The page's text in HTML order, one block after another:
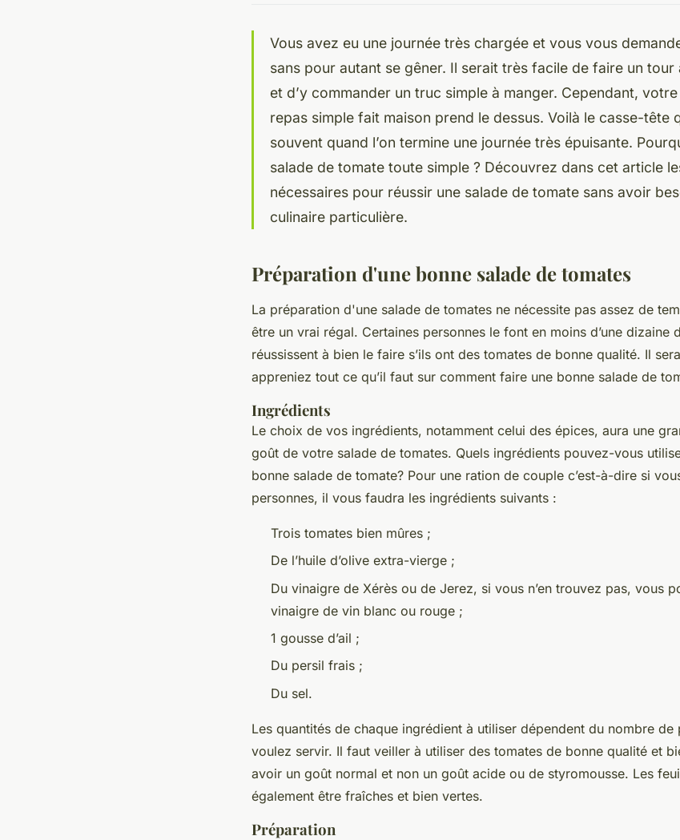
Vous avez eu une journée très chargée et vous vous
sans pour autant se gêner. Il serait très facile de faire un tour
et d’y commander un truc simple à manger. Cependant,
repas simple fait maison prend le dessus. Voilà le casse-tête
souvent quand l’on termine une journée très épuisante.
salade de tomate toute simple ? Découvrez dans cet article
nécessaires pour réussir une salade de tomate sans avoir
culinaire particulière.
Préparation d'une bonne salade de tomates
La préparation d'une salade de tomates ne nécessite pas assez de
être un vrai régal. Certaines personnes le font en moins d’une dizaine
réussissent à bien le faire s’ils ont des tomates de bonne qualité. Il
appreniez tout ce qu’il faut sur comment faire une bonne salade de
Ingrédients
Le choix de vos ingrédients, notamment celui des épices, aura une
goût de votre salade de tomates. Quels ingrédients pouvez-vous
bonne salade de tomate? Pour une ration de couple c’est-à-dire si
personnes, il vous faudra les ingrédients suivants :
Trois tomates bien mûres ;
De l’huile d’olive extra-vierge ;
Du vinaigre de Xérès ou de Jerez, si vous n’en trouvez pas, vous
vinaigre de vin blanc ou rouge ;
1 gousse d’ail ;
Du persil frais ;
Du sel.
Les quantités de chaque ingrédient à utiliser dépendent du nombre de
voulez servir. Il faut veiller à utiliser des tomates de bonne qualité et
avoir un goût normal et non un goût acide ou de styromousse. Les
également être fraîches et bien vertes.
Préparation